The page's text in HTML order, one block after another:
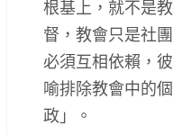
根基上，就不是
督，教會只是社
必須互相依賴，
喻排除教會中的
政」。